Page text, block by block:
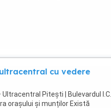
cu vedere
Pitești | Bulevardul I.C.
orașului și munților Există